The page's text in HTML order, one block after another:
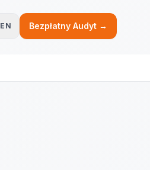
EN Bezpłatny Audyt →